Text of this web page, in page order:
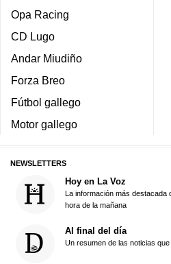
Opa Racing
CD Lugo
Andar Miudiño
Forza Breo
Fútbol gallego
Motor gallego
NEWSLETTERS
Hoy en La Voz
La información más destacada
hora de la mañana
Al final del día
Un resumen de las noticias